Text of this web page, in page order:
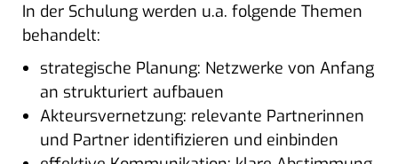
In der Schulung werden u.a. folgende Themen
behandelt:
strategische Planung: Netzwerke von Anfang
an strukturiert aufbauen
Akteursvernetzung: relevante Partnerinnen
und Partner identifizieren und einbinden